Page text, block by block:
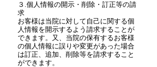
３.個人情報の開示・削除・訂正等の請
求
お客様は当院に対して自己に関する個
人情報を開示するよう請求することが
できます。又、当院の保有するお客様
の個人情報に誤りや変更があった場合
は訂正、追加、削除等を請求すること
ができます。